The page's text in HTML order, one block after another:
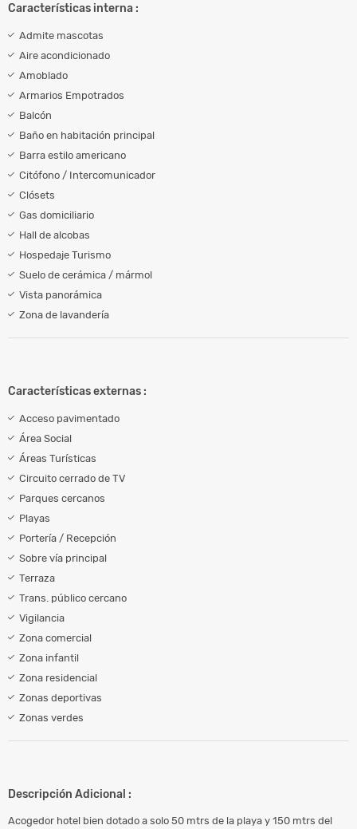
Características interna :
Admite mascotas
Aire acondicionado
Amoblado
Armarios Empotrados
Balcón
Baño en habitación principal
Barra estilo americano
Citófono / Intercomunicador
Clósets
Gas domiciliario
Hall de alcobas
Hospedaje Turismo
Suelo de cerámica / mármol
Vista panorámica
Zona de lavandería
Características externas :
Acceso pavimentado
Área Social
Áreas Turísticas
Circuito cerrado de TV
Parques cercanos
Playas
Portería / Recepción
Sobre vía principal
Terraza
Trans. público cercano
Vigilancia
Zona comercial
Zona infantil
Zona residencial
Zonas deportivas
Zonas verdes
Descripción Adicional :
Acogedor hotel bien dotado a solo 50 mtrs de la playa y 150 mtrs del